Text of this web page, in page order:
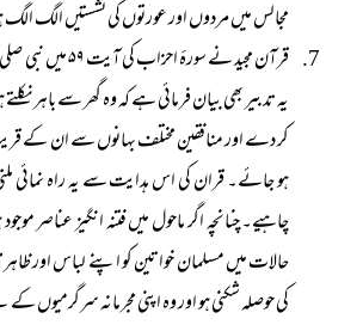
مجالس میں مردوں اور عورتوں کی نشستیں الگ
قرآن مجید نے
یہ تدبیر بھی بیان فرمائی ہے کہ وہ گھر سے
کر دے اور منافقین مختلف بہانوں سے ان کے
ہو جائے۔ قران کی اس ہدایت سے یہ راہ نمائی
چاہیے۔ چنانچہ اگر ماحول میں فتنہ انگیز عناصر
حالات میں مسلمان خواتین کو اپنے لباس اور
کی حوصلہ شکنی ہو اور وہ اپنی مجرمانہ سرگرمیوں کے